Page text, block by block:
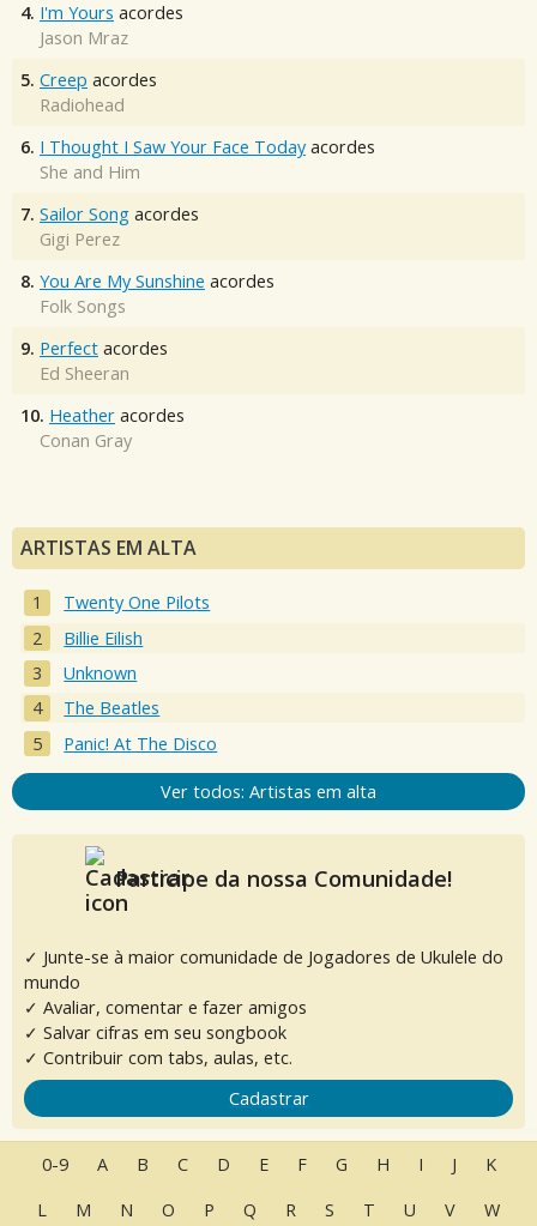
4. I'm Yours acordes
Jason Mraz
5. Creep acordes
Radiohead
6. I Thought I Saw Your Face Today acordes
She and Him
7. Sailor Song acordes
Gigi Perez
8. You Are My Sunshine acordes
Folk Songs
9. Perfect acordes
Ed Sheeran
10. Heather acordes
Conan Gray
ARTISTAS EM ALTA
Twenty One Pilots
Billie Eilish
Unknown
The Beatles
Panic! At The Disco
Ver todos: Artistas em alta
Participe da nossa Comunidade!
✓ Junte-se à maior comunidade de Jogadores de Ukulele do
mundo
✓ Avaliar, comentar e fazer amigos
✓ Salvar cifras em seu songbook
✓ Contribuir com tabs, aulas, etc.
Cadastrar
0-9 A B C D E F G H I J
K
L
M N O P Q R S T U V W